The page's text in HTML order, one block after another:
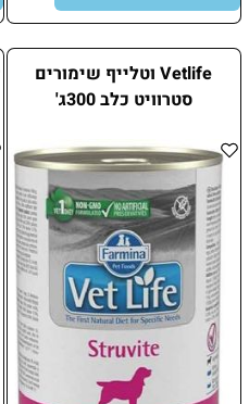
Vetlife וטלייף שימורים
סטרוויט כלב 300ג'